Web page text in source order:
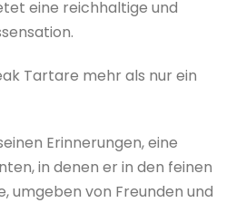
eine reichhaltige und
Tartare mehr als nur ein
Erinnerungen, eine
in denen er in den feinen
umgeben von Freunden und